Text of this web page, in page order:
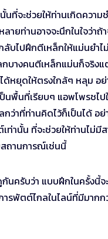
นที่จะช่วยให้ท่านเกิดความ
ายท่านอาจจะนึกในใจว่า
ลับไปฝึกตีเหล็กให้แม่นยำไ
บางคนตีเหล็กแม่นก็จริงแ
หยุดให้ตรงใกล้ๆ หลุม อย่
นพื้นที่เรียบๆ แอพโพรชไ
กว่าที่ท่านคิดไว้ก็เป็นได้ อย่
ท่านั้น ที่จะช่วยให้ท่านไม่
ถานการณ์เช่นนี้
นครับว่า แบบฝึกในครั้งนี้จ
รพัตต์ไกลในไลน์ที่มีมากก